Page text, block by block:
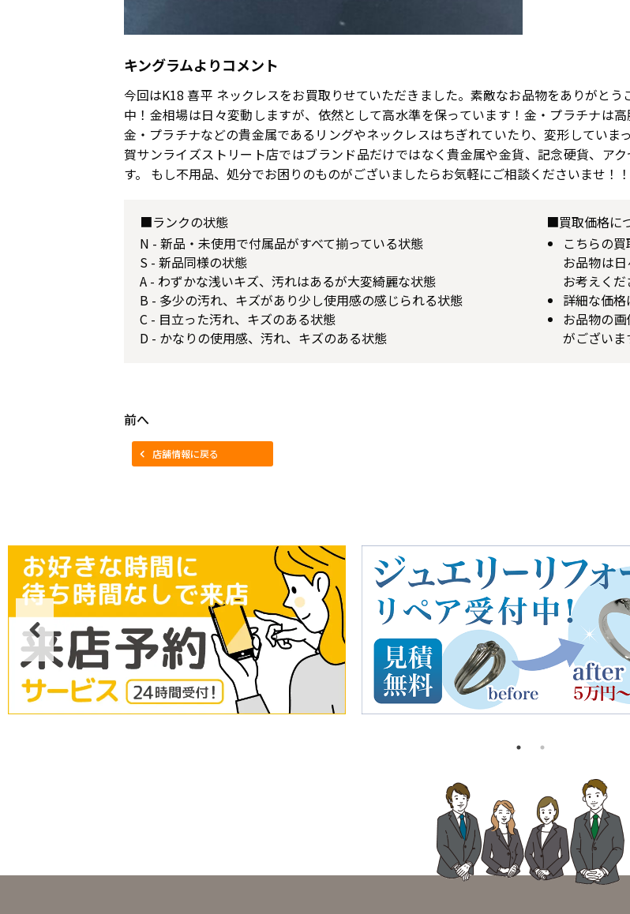
キングラムよりコメント
今回はK18 喜平 ネックレスをお買取りせていただきました。素敵なお品物をありがと
中！金相場は日々変動しますが、依然として高水準を保っています！金・プラチナは
金・プラチナなどの貴金属であるリングやネックレスはちぎれていたり、変形してい
賀サンライズストリート店ではブランド品だけではなく貴金属や金貨、記念硬貨、ア
す。 もし不用品、処分でお困りのものがございましたらお気軽にご相談くださいませ！！
■ランクの状態
N - 新品・未使用で付属品がすべて揃っている状態
S - 新品同様の状態
A - わずかな浅いキズ、汚れはあるが大変綺麗な状態
B - 多少の汚れ、キズがあり少し使用感の感じられる状態
C - 目立った汚れ、キズのある状態
D - かなりの使用感、汚れ、キズのある状態
■買取価格に
こちらの買
お品物は
お考えくだ
詳細な価格
お品物の
がございま
前へ
店舗情報に戻る